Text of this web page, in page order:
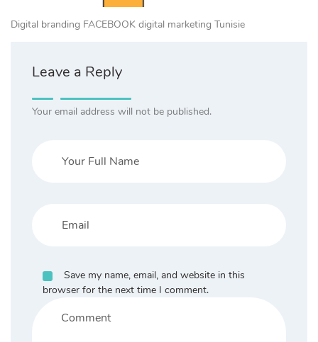
Digital branding FACEBOOK digital marketing Tunisie
Leave a Reply
Your email address will not be published.
Save my name, email, and website in this
browser for the next time I comment.